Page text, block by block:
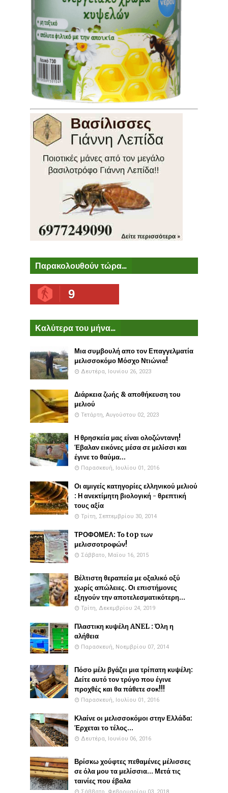
Παρακολουθούν τώρα...
9
Καλύτερα του μήνα...
Μια συμβουλή απο τον Επαγγελματία
μελισσοκόμο Μόσχο Ντιώνια!
Δευτέρα, Ιουνίου 26, 2023
Διάρκεια ζωής & αποθήκευση του
μελιού
Τετάρτη, Αυγούστου 02, 2023
Η θρησκεία μας είναι ολοζώντανη!
Έβαλαν εικόνες μέσα σε μελίσσι και
έγινε το θαύμα...
Παρασκευή, Ιουλίου 01, 2016
Οι αμιγείς κατηγορίες ελληνικού μελιού
: Η ανεκτίμητη βιολογική - θρεπτική
τους αξία
Τρίτη, Σεπτεμβρίου 30, 2014
ΤΡΟΦΟΜΕΛ: Το top των
μελισσοτροφών!
Σάββατο, Μαΐου 16, 2015
Βέλτιστη θεραπεία με οξαλικό οξύ
χωρίς απώλειες. Οι επιστήμονες
εξηγούν την αποτελεσματικότερη...
Τρίτη, Δεκεμβρίου 24, 2019
Πλαστικη κυψέλη ANEL : Όλη η
αλήθεια
Παρασκευή, Νοεμβρίου 07, 2014
Πόσο μέλι βγάζει μια τρίπατη κυψέλη:
Δείτε αυτό τον τρύγο που έγινε
προχθές και θα πάθετε σοκ!!!
Παρασκευή, Ιουλίου 01, 2016
Κλαίνε οι μελισσοκόμοι στην Ελλάδα:
Έρχεται το τέλος...
Δευτέρα, Ιουνίου 06, 2016
Βρίσκω χούφτες πεθαμένες μέλισσες
σε όλα μου τα μελίσσια... Μετά τις
ταινίες που έβαλα